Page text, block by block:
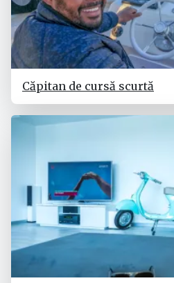
Căpitan de cursă scurtă